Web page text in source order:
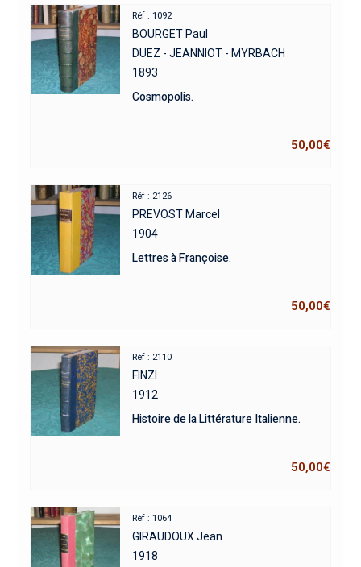
Réf : 1092
BOURGET Paul
DUEZ - JEANNIOT - MYRBACH
1893
Cosmopolis.
50,00€
Réf : 2126
PREVOST Marcel
1904
Lettres à Françoise.
50,00€
Réf : 2110
FINZI
1912
Histoire de la Littérature Italienne.
50,00€
Réf : 1064
GIRAUDOUX Jean
1918